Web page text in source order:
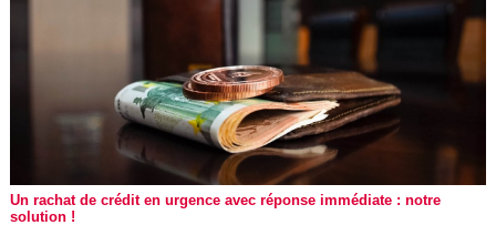
Un rachat de crédit en urgence avec réponse immédiate : notre
solution !